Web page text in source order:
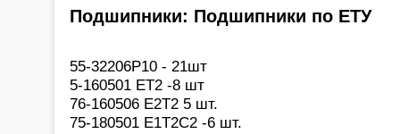
Подшипники: Подшипники по ЕТУ
55-32206Р10 - 21шт
5-160501 ЕТ2 -8 шт
76-160506 Е2Т2 5 шт.
75-180501 Е1Т2С2 -6 шт.